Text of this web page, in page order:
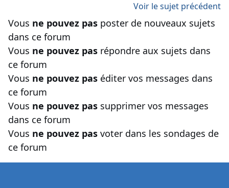
Voir le sujet précédent
Vous ne pouvez pas poster de nouveaux sujets
dans ce forum
Vous ne pouvez pas répondre aux sujets dans
ce forum
Vous ne pouvez pas éditer vos messages dans
ce forum
Vous ne pouvez pas supprimer vos messages
dans ce forum
Vous ne pouvez pas voter dans les sondages de
ce forum